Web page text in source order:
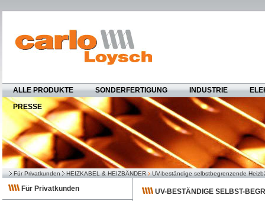
ALLE PRODUKTE SONDERFERTIGUNG INDUSTRIE
PRESSE
Für Privatkunden HEIZKABEL & HEIZBÄNDER UV-beständige selbstbegrenzende
Für Privatkunden UV-BESTÄNDIGE SELBST-